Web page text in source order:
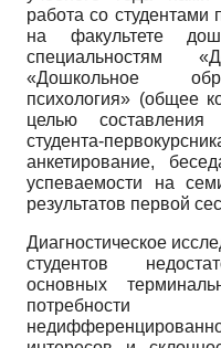
работа со студентами
на факультете
специальностям
«Дошкольное
психология» (общее
целью составления
студента-
анкетирование,
успеваемости на
результатов первой
Диагностическое
студентов
основных